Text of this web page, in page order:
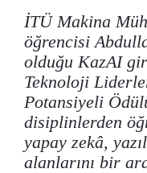
İTÜ Makina
öğrencisi
olduğu KazAI
Teknoloji
Potansiyeli
disiplinlerden
yapay zekâ,
alanlarını bir